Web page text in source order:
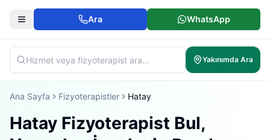
Ara WhatsApp
Yakınımda Ara
Ana Sayfa Fizyoterapistler Hatay
Hatay Fizyoterapist Bul,